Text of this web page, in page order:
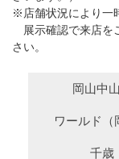
※店舗状況により一
展示確認で来店を
さい。
岡山中
ワールド（
千歳